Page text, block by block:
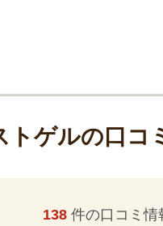
ゲルの口コ
138 件の口コミ情